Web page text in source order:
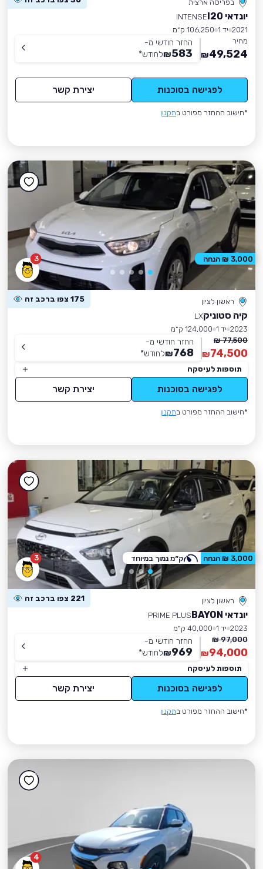
בפריסה ארצית
יונדאי I20
INTENSE
2021 יד 1
106,250 ק״מ
מחיר
49,524
₪
החזר חודשי מ-
583
₪לחודש*
לפגישה בסוכנות יצירת קשר
*חישוב ההחזר מפורט בתקנון
3
ראשון לציון 175 צפו ברכב זה
קיה סטוניקLX
2023 יד 1
124,000 ק״מ
77,500 ₪
74,500
₪
החזר חודשי מ-
768
₪לחודש*
תוספות לעיסקה
לפגישה בסוכנות יצירת קשר
*חישוב ההחזר מפורט בתקנון
3,000 ₪ הנחה
3
ראשון לציון 221 צפו ברכב זה
יונדאי BAYON
PRIME PLUS
2023 יד 1
40,000 ק״מ
97,000 ₪
94,000
₪
החזר חודשי מ-
969
₪לחודש*
תוספות לעיסקה
לפגישה בסוכנות יצירת קשר
*חישוב ההחזר מפורט בתקנון
3,000 ₪ הנחה ק״מ נמוך במיוחד
4